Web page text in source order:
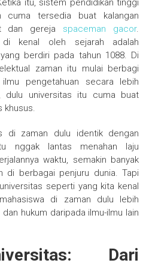
itu, sistem pendidikan tinggi
cuma tersedia buat kalangan
dan gereja spaceman gacor.
kenal oleh sejarah adalah
berdiri pada tahun 1088. Di
zaman itu mulai berbagi
pengetahuan secara lebih
dulu universitas itu cuma buat
khusus.
di zaman dulu identik dengan
nggak lantas menahan laju
waktu, semakin banyak
di berbagai penjuru dunia. Tapi
seperti yang kita kenal
di zaman dulu lebih
hukum daripada ilmu-ilmu lain
Dari